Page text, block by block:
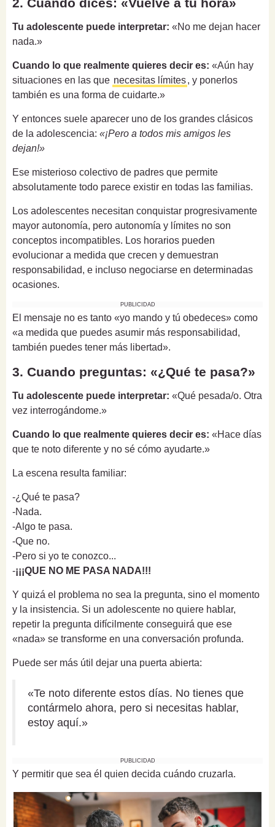
Tu adolescente puede interpretar: «No me dejan hacer
nada.»
Cuando lo que realmente quieres decir es: «Aún hay
situaciones en las que necesitas límites, y ponerlos
también es una forma de cuidarte.»
Y entonces suele aparecer uno de los grandes clásicos
de la adolescencia: «¡Pero a todos mis amigos les
dejan!»
Ese misterioso colectivo de padres que permite
absolutamente todo parece existir en todas las familias.
Los adolescentes necesitan conquistar progresivamente
mayor autonomía, pero autonomía y límites no son
conceptos incompatibles. Los horarios pueden
evolucionar a medida que crecen y demuestran
responsabilidad, e incluso negociarse en determinadas
ocasiones.
PUBLICIDAD
El mensaje no es tanto «yo mando y tú obedeces» como
«a medida que puedes asumir más responsabilidad,
también puedes tener más libertad».
3. Cuando preguntas: «¿Qué te pasa?»
Tu adolescente puede interpretar: «Qué pesada/o. Otra
vez interrogándome.»
Cuando lo que realmente quieres decir es: «Hace días
que te noto diferente y no sé cómo ayudarte.»
La escena resulta familiar:
-¿Qué te pasa?
-Nada.
-Algo te pasa.
-Que no.
-Pero si yo te conozco...
-¡¡¡QUE NO ME PASA NADA!!!
Y quizá el problema no sea la pregunta, sino el momento
y la insistencia. Si un adolescente no quiere hablar,
repetir la pregunta difícilmente conseguirá que ese
«nada» se transforme en una conversación profunda.
Puede ser más útil dejar una puerta abierta:
«Te noto diferente estos días. No tienes que
contármelo ahora, pero si necesitas hablar,
estoy aquí.»
PUBLICIDAD
Y permitir que sea él quien decida cuándo cruzarla.